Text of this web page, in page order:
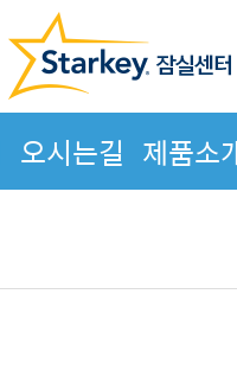
오시는길 제품소